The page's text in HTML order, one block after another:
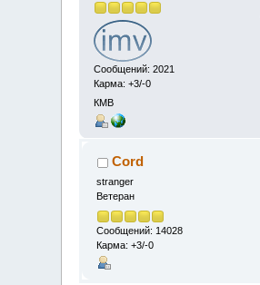
Сообщений: 2021
Карма: +3/-0
КМВ
Cord
stranger
Ветеран
Сообщений: 14028
Карма: +3/-0